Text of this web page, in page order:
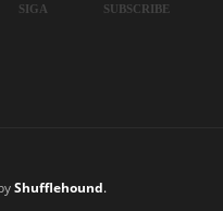
SIGA SUBSCRIBE
Shufflehound.